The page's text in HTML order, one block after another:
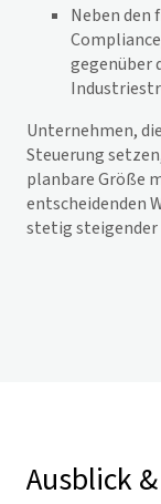
Neben den
gegenüber
Unternehmen,
Steuerung
planbare Größe
entscheidenden
stetig steigender
Ausblick